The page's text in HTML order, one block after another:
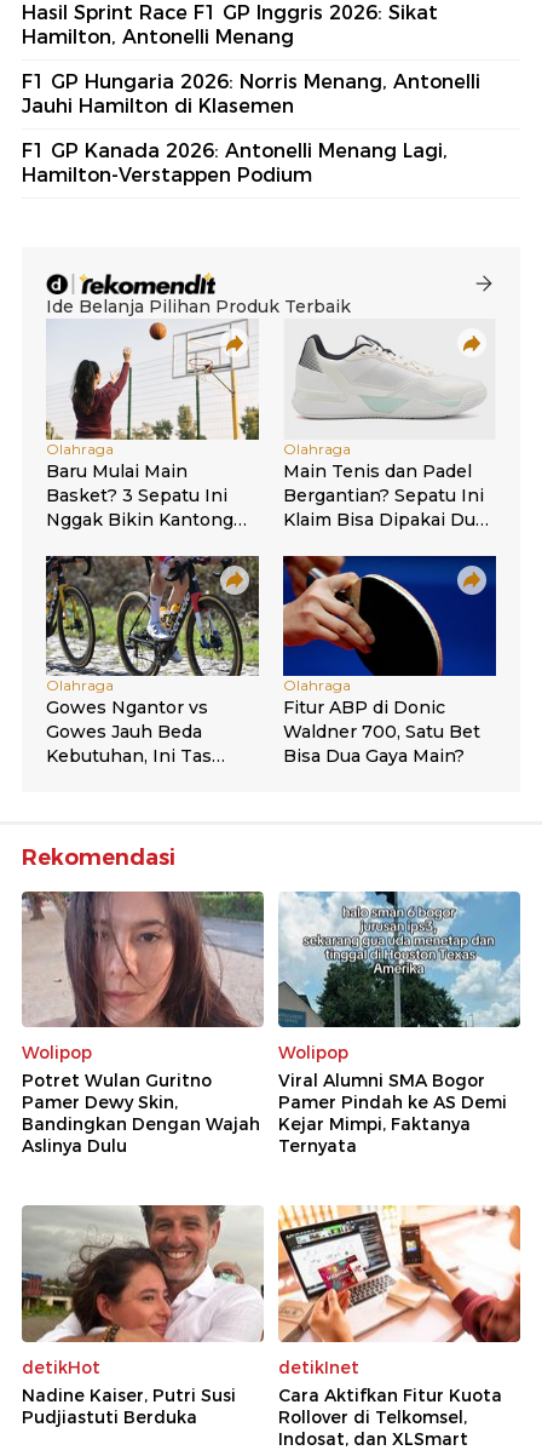
Hasil Sprint Race F1 GP Inggris 2026: Sikat
Hamilton, Antonelli Menang
F1 GP Hungaria 2026: Norris Menang, Antonelli
Jauhi Hamilton di Klasemen
F1 GP Kanada 2026: Antonelli Menang Lagi,
Hamilton-Verstappen Podium
Rekomendasi
Wolipop
Potret Wulan Guritno
Pamer Dewy Skin,
Bandingkan Dengan Wajah
Aslinya Dulu
Wolipop
Viral Alumni SMA Bogor
Pamer Pindah ke AS Demi
Kejar Mimpi, Faktanya
Ternyata
detikHot
Nadine Kaiser, Putri Susi
Pudjiastuti Berduka
detikInet
Cara Aktifkan Fitur Kuota
Rollover di Telkomsel,
Indosat, dan XLSmart